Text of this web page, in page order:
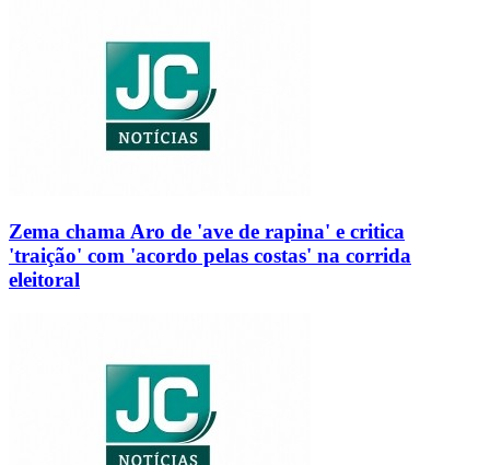
Zema chama Aro de 'ave de rapina' e critica
'traição' com 'acordo pelas costas' na corrida
eleitoral